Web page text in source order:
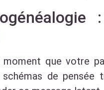
moment que votre
de pensée